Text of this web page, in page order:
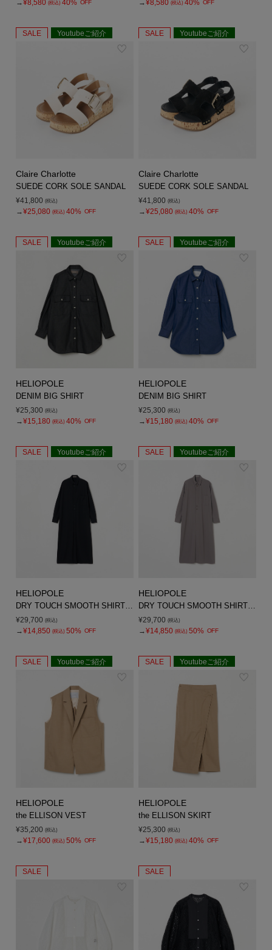
→¥8,580 (税込) 40% OFF →¥8,580 (税込) 40% OFF
SALE Youtubeご紹介
Claire Charlotte
SUEDE CORK SOLE SANDAL
¥41,800 (税込)
→¥25,080 (税込) 40% OFF
SALE Youtubeご紹介
Claire Charlotte
SUEDE CORK SOLE SANDAL
¥41,800 (税込)
→¥25,080 (税込) 40% OFF
SALE Youtubeご紹介
HELIOPOLE
DENIM BIG SHIRT
¥25,300 (税込)
→¥15,180 (税込) 40% OFF
SALE Youtubeご紹介
HELIOPOLE
DENIM BIG SHIRT
¥25,300 (税込)
→¥15,180 (税込) 40% OFF
SALE Youtubeご紹介
HELIOPOLE
DRY TOUCH SMOOTH SHIRT DRESS
¥29,700 (税込)
→¥14,850 (税込) 50% OFF
SALE Youtubeご紹介
HELIOPOLE
DRY TOUCH SMOOTH SHIRT DRESS
¥29,700 (税込)
→¥14,850 (税込) 50% OFF
SALE Youtubeご紹介
HELIOPOLE
the ELLISON VEST
¥35,200 (税込)
→¥17,600 (税込) 50% OFF
SALE Youtubeご紹介
HELIOPOLE
the ELLISON SKIRT
¥25,300 (税込)
→¥15,180 (税込) 40% OFF
SALE SALE